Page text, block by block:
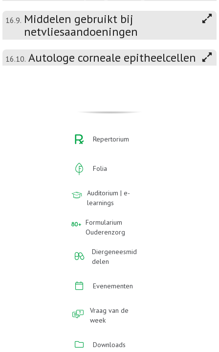
16.9. Middelen gebruikt bij
netvliesaandoeningen
16.10. Autologe corneale epitheelcellen
Repertorium
Folia
Auditorium | e-
learnings
Formularium
Ouderenzorg
Diergeneesmid
delen
Evenementen
Vraag van de
week
Downloads